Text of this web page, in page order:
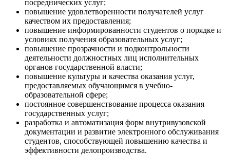
посреднических услуг;
повышение удовлетворенности получателей услуг
качеством их предоставления;
повышение информированности студентов о порядке и
условиях получения образовательных услуг;
повышение прозрачности и подконтрольности
деятельности должностных лиц исполнительных
органов государственной власти;
повышение культуры и качества оказания услуг,
предоставляемых обучающимся в учебно-
образовательной сфере;
постоянное совершенствование процесса оказания
государственных услуг;
разработка и автоматизация форм внутривузовской
документации и развитие электронного обслуживания
студентов, способствующей повышению качества и
эффективности делопроизводства.